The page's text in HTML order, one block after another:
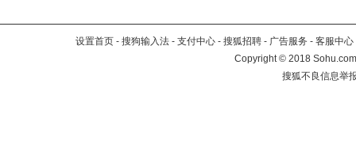
设置首页 - 搜狗输入法 - 支付中心 - 搜狐招聘 - 广告服务 - 客服中心
Copyright©2018
搜狐不良信息举